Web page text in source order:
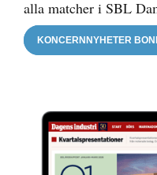
alla matcher i SBL
KONCERNNYHETER